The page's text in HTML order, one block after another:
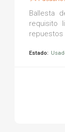
Ballesta
requisito
repuestos
Estado: